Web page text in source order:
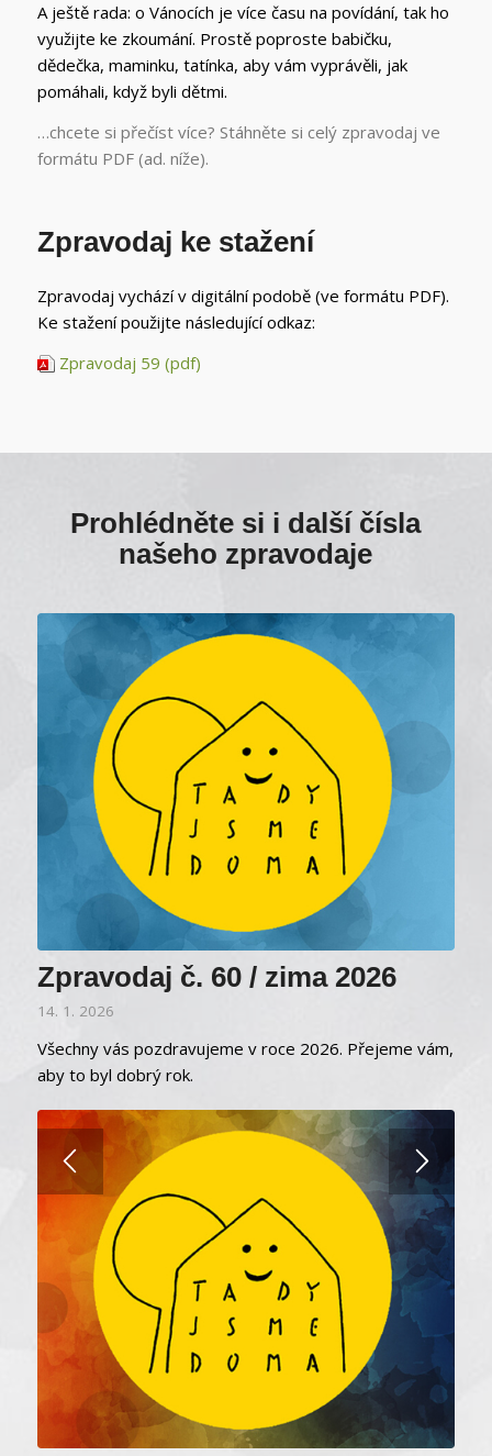
A ještě rada: o Vánocích je více času na povídání, tak ho
využijte ke zkoumání. Prostě poproste babičku,
dědečka, maminku, tatínka, aby vám vyprávěli, jak
pomáhali, když byli dětmi.
…chcete si přečíst více? Stáhněte si celý zpravodaj ve
formátu PDF (ad. níže).
Zpravodaj ke stažení
Zpravodaj vychází v digitální podobě (ve formátu PDF).
Ke stažení použijte následující odkaz:
Zpravodaj 59 (pdf)
Prohlédněte si i další čísla
našeho zpravodaje
Zpravodaj č. 60 / zima 2026
14. 1. 2026
Všechny vás pozdravujeme v roce 2026. Přejeme vám,
aby to byl dobrý rok.